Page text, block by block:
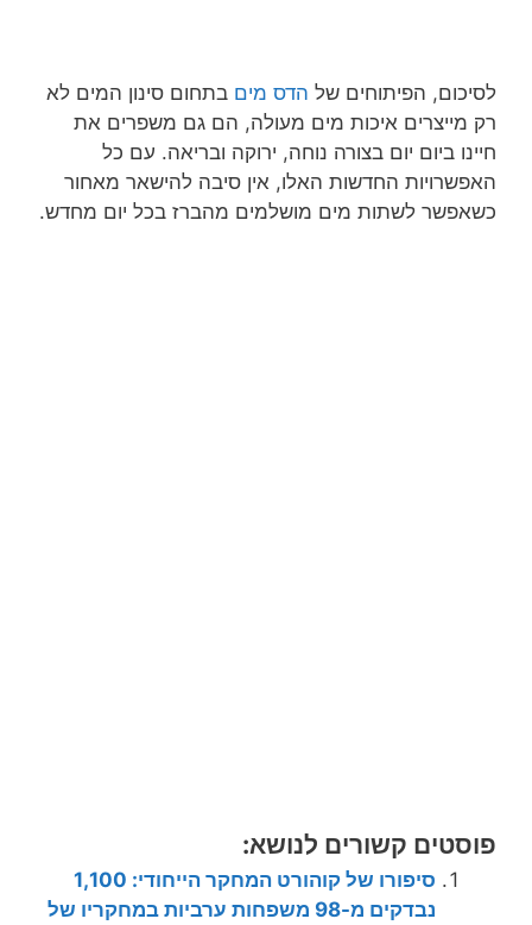
לסיכום, הפיתוחים של הדס מים בתחום סינון המים לא
רק מייצרים איכות מים מעולה, הם גם משפרים את
חיינו ביום יום בצורה נוחה, ירוקה ובריאה. עם כל
האפשרויות החדשות האלו, אין סיבה להישאר מאחור
כשאפשר לשתות מים מושלמים מהברז בכל יום מחדש.
פוסטים קשורים לנושא:
סיפורו של קוהורט המחקר הייחודי: 1,100
נבדקים מ-98 משפחות ערביות במחקריו של